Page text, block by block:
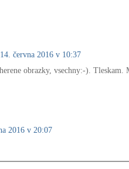
14. června 2016 v 10:37
obrazky, vsechny:-). Tleskam.
2016 v 20:07